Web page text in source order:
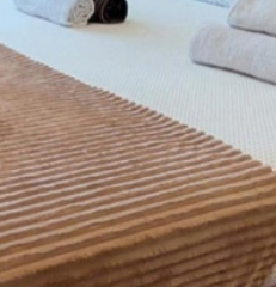
Smederevo
Pančevo
Vranje
Paraćin
Kikinda